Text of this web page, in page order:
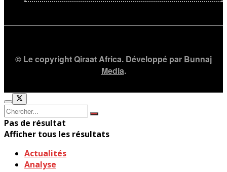
© Le copyright Qiraat Africa. Développé par Bunnaj
Media.
Pas de résultat
Afficher tous les résultats
Actualités
Analyse